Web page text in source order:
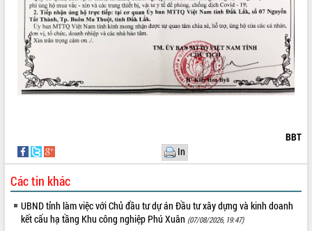
VIDEO
BBT
In
Các tin khác
UBND tỉnh làm việc với Chủ đầu tư dự án Đầu tư xây dựng và kinh doanh
kết cấu hạ tầng Khu công nghiệp Phú Xuân (07/08/2026, 19:47)